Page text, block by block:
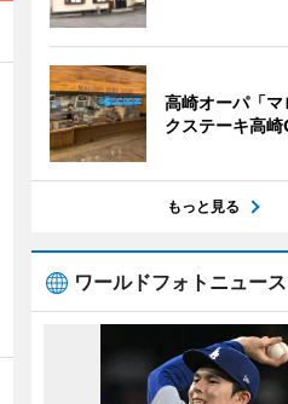
高崎オーパ「マ
クステーキ高崎
もっと見る
ワールドフォトニュース